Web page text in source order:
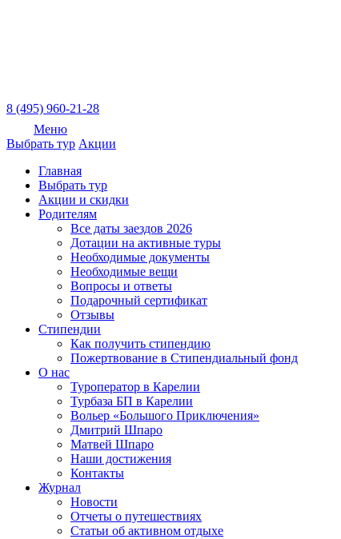
8 (495) 960-21-28
Меню
Выбрать тур Акции
Главная
Выбрать тур
Акции и скидки
Родителям
Все даты заездов 2026
Дотации на активные туры
Необходимые документы
Необходимые вещи
Вопросы и ответы
Подарочный сертификат
Отзывы
Стипендии
Как получить стипендию
Пожертвование в Стипендиальный фонд
О нас
Туроператор в Карелии
Турбаза БП в Карелии
Вольер «Большого Приключения»
Дмитрий Шпаро
Матвей Шпаро
Наши достижения
Контакты
Журнал
Новости
Отчеты о путешествиях
Статьи об активном отдыхе